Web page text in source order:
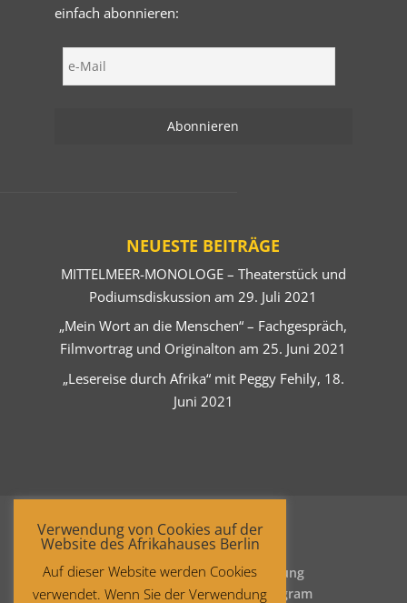
einfach abonnieren:
NEUESTE BEITRÄGE
MITTELMEER-MONOLOGE – Theaterstück und
Podiumsdiskussion am 29. Juli 2021
„Mein Wort an die Menschen“ – Fachgespräch,
Filmvortrag und Originalton am 25. Juni 2021
„Lesereise durch Afrika“ mit Peggy Fehily, 18.
Juni 2021
Startseite
Datenschutzerklärung
Impressum
Facebook Instagram
Verwendung von Cookies auf der
Website des Afrikahauses Berlin
Auf dieser Website werden Cookies
verwendet. Wenn Sie der Verwendung